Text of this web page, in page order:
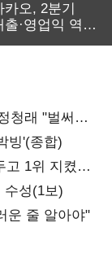
카오, 2분기
출·영업익 역대
청래 "벌써
빙'(종합)
고 1위 지켰다
수성(1보)
운 줄 알아야"